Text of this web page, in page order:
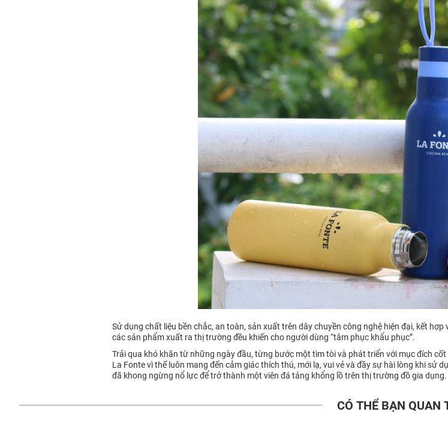
Sử dụng chất liệu bền chắc, an toàn, sản xuất trên dây chuyền công nghệ hiện đại, kết
các sản phẩm xuất ra thị trường đều khiến cho người dùng “tâm phục khẩu phục”.
Trải qua khó khăn từ những ngày đầu, từng bước một tìm tòi và phát triển với mục đích
La Fonte vì thế luôn mang đến cảm giác thích thú, mới lạ, vui vẻ và đầy sự hài lòng khi sử
đã khong ngừng nổ lực để trở thành một viên đá tảng khổng lồ trên thị trường đồ gia dụng.
CÓ THỂ BẠN QUAN